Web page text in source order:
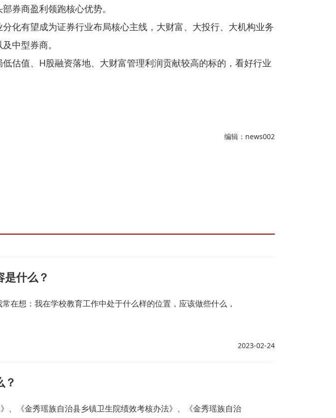
券商盈利领跑核心优势。
化有望成为证券行业布局核心主线，大财富、大投行、大机构业务
中型券商。
估值、H股融资落地、大财富管理利润贡献较高的标的，看好行业
编辑：news002
什么？
在想：我在学校教育工作中处于什么样的位置，应该做些什么，
2023-02-24
、《金秀瑶族自治县乡镇卫生院绩效考核办法》、《金秀瑶族自治